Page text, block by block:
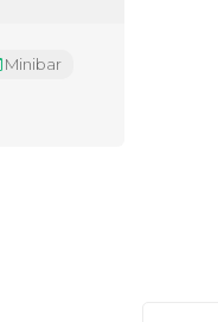
Minibar